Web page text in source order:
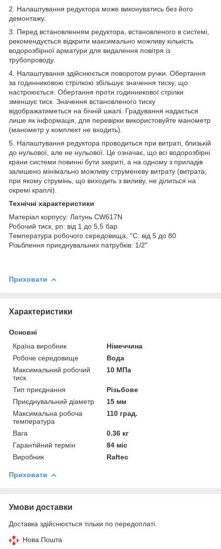
2. Налаштування редуктора може виконуватись без його
демонтажу.
3. Перед встановленням редуктора, встановленого в системі,
рекомендується відкрити максимально можливу кількість
водорозбірної арматури для видалення повітря із
трубопроводу.
4. Налаштування здійснюється поворотом ручки. Обертання
за годинниковою стрілкою збільшує значення тиску, що
настроюється. Обертання проти годинникової стрілки
зменшує тиск. Значення встановленого тиску
відображатиметься на бічній шкалі. Градування надається
лише як інформація, для перевірки використовуйте манометр
(манометр у комплект не входить).
5. Налаштування редуктора проводиться при витраті, близькій
до нульової, але не нульової. Це означає, що всі водорозбірні
крани системи повинні бути закриті, а на одному з приладів
залишено мінімально можливу струменеву витрату (витрата,
при якому струмінь, що виходить з виливу, не ділиться на
окремі краплі).
Технічні характеристики
Матеріал корпусу: Латунь CW617N
Робочий тиск, pn: від 1 до 5,5 бар
Температура робочого середовища, °C: від 5 до 80
Різьблення приєднувальних патрубків: 1/2"
Приховати
Характеристики
Основні
Країна виробник
Німеччина
Робоче середовище
Вода
Максимальний робочий
тиск
10 МПа
Тип приєднання
Різьбове
Приєднувальний діаметр
15 мм
Максимальна робоча
температура
110 град.
Вага
0.36 кг
Гарантійний термін
84 міс
Виробник
Raftec
Приховати
Умови доставки
Доставка здійснюється тільки по передоплаті.
Нова Пошта